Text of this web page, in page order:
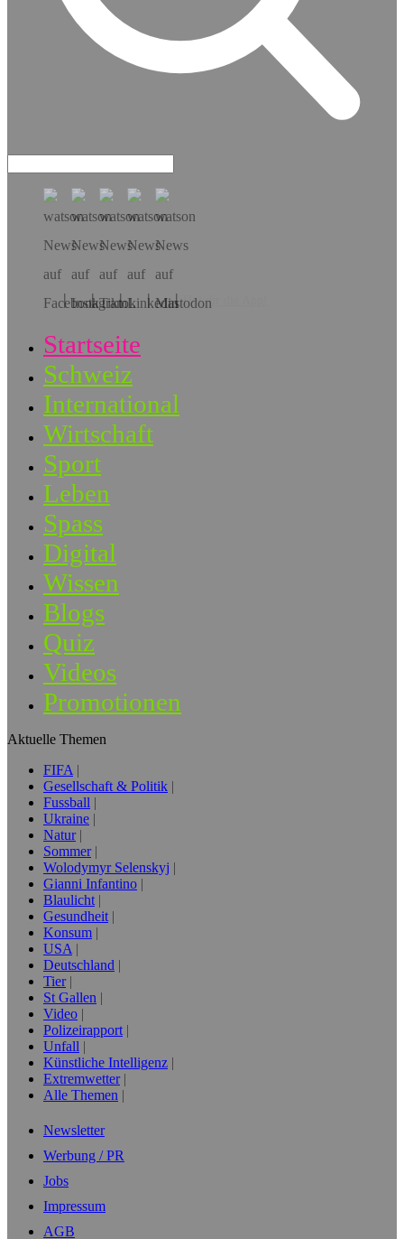
Hol dir die App!
Startseite
Schweiz
International
Wirtschaft
Sport
Leben
Spass
Digital
Wissen
Blogs
Quiz
Videos
Promotionen
Aktuelle Themen
FIFA
Gesellschaft & Politik
Fussball
Ukraine
Natur
Sommer
Wolodymyr Selenskyj
Gianni Infantino
Blaulicht
Gesundheit
Konsum
USA
Deutschland
Tier
St Gallen
Video
Polizeirapport
Unfall
Künstliche Intelligenz
Extremwetter
Alle Themen
Newsletter
Werbung / PR
Jobs
Impressum
AGB